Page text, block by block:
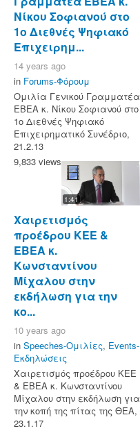
Νίκου Σοφιανού στο
1ο Διεθνές Ψηφιακό
Επιχειρημ...
14 years ago
in Forums-Φόρουμ
Ομιλία Γενικού Γραμματέα
ΕΒΕΑ κ. Νίκου Σοφιανού στο
1ο Διεθνές Ψηφιακό
Επιχειρηματικό Συνέδριο,
21.2.13
9,833 views
1:41
Χαιρετισμός
προέδρου ΚΕΕ &
ΕΒΕΑ κ.
Κωνσταντίνου
Μίχαλου στην
εκδήλωση για την
κο...
10 years ago
in Speeches-Ομιλίες, Events-
Εκδηλώσεις
Χαιρετισμός προέδρου ΚΕΕ
& ΕΒΕΑ κ. Κωνσταντίνου
Μίχαλου στην εκδήλωση για
την κοπή της πίτας της ΘΕΑ,
23.1.17